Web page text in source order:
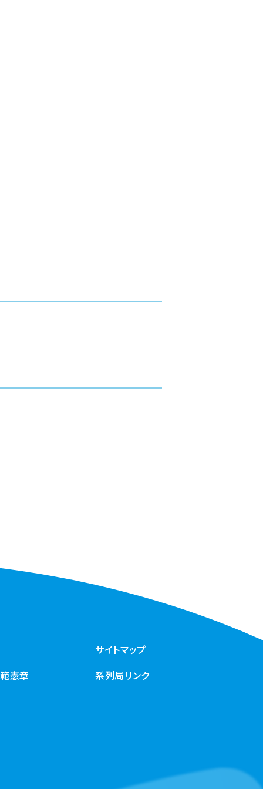
憲章
サイトマップ
系列局リンク